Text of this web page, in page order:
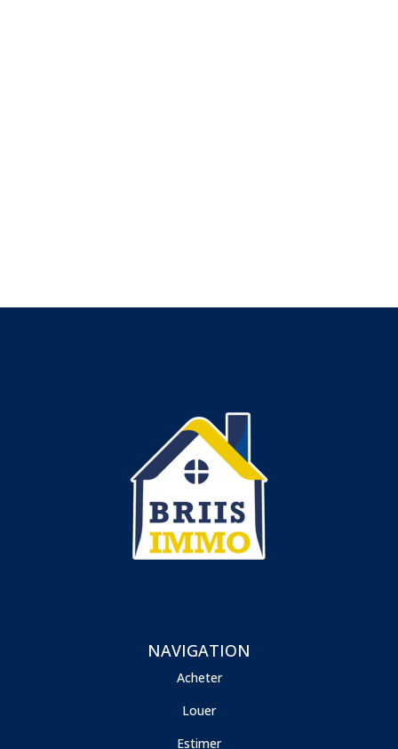
NAVIGATION
Acheter
Louer
Estimer